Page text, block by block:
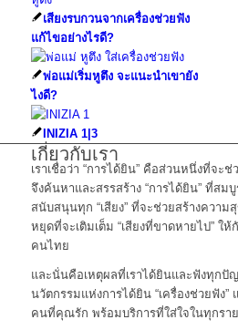
เสียงรบกวนจากเครื่องช่วยฟัง
แก้ไขอย่างไรดี?
พ่อแม่เริ่มหูตึง จะแนะนำเขายัง
ไงดี?
INIZIA 1|3
เกี่ยวกับเรา
เราเชื่อว่า “การได้ยิน” คือส่วนหนึ่งที่จะ
จึงค้นหาและสรรสร้าง “การได้ยิน” ที่ส
สนับสนุนทุก “เสียง” ที่จะช่วยสร้างความ
หยุดที่จะเติมเต็ม “เสียงที่ขาดหายไป” ใ
คนไทย
และนั่นคือเหตุผลที่เราได้ยินและฟังทุกปั
นวัตกรรมแห่งการได้ยิน “เครื่องช่วยฟัง”
คนที่คุณรัก พร้อมบริการที่ใส่ใจในทุกราย